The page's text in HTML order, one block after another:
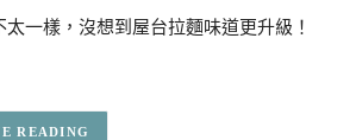
一樣，沒想到屋台拉麵味道更升級！
READING